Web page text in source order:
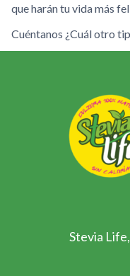
que harán tu vida más
Cuéntanos ¿Cuál otro
Stevia